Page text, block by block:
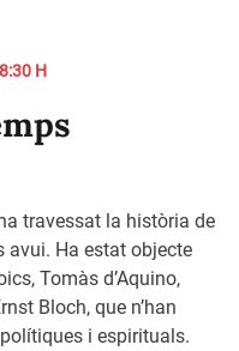
H
travessat la història de
avui. Ha estat objecte
Tomàs d’Aquino,
Bloch, que n’han
i espirituals.